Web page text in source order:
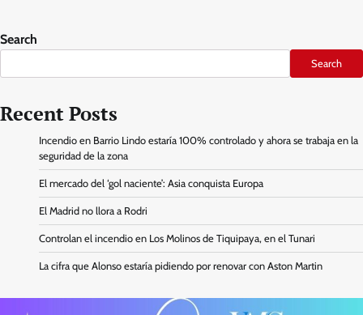
Search
Search
Recent Posts
Incendio en Barrio Lindo estaría 100% controlado y ahora se trabaja en la
seguridad de la zona
El mercado del ‘gol naciente’: Asia conquista Europa
El Madrid no llora a Rodri
Controlan el incendio en Los Molinos de Tiquipaya, en el Tunari
La cifra que Alonso estaría pidiendo por renovar con Aston Martin